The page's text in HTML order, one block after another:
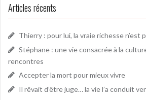
Articles récents
Thierry : pour lui, la vraie richesse n’est
Stéphane : une vie consacrée à la
rencontres
Accepter la mort pour mieux vivre
Il rêvait d’être juge… la vie l’a conduit